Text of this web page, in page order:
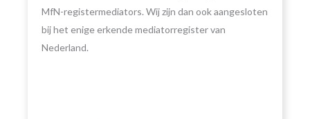
MfN-registermediators. Wij zijn dan ook aangesloten
bij het enige erkende mediatorregister van
Nederland.